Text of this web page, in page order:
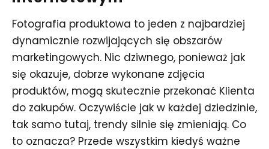
Fotografia produktowa to jeden z najbardziej
dynamicznie rozwijających się obszarów
marketingowych. Nic dziwnego, ponieważ jak
się okazuje, dobrze wykonane zdjęcia
produktów, mogą skutecznie przekonać Klienta
do zakupów. Oczywiście jak w każdej dziedzinie,
tak samo tutaj, trendy silnie się zmieniają. Co
to oznacza? Przede wszystkim kiedyś ważne